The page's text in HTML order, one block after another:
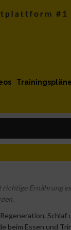
Ernährung
Schlaf
beim Essen und